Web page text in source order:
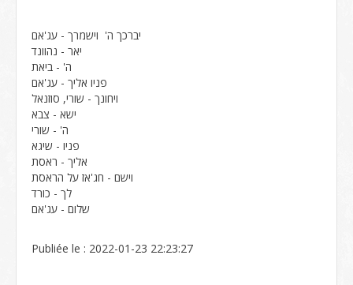
יברכך ה' וישמרך - עג'אם
יאר - נהוונד
ה' - ביאת
פניו אליך - עג'אם
ויחונך - שורי, סוזנאל
ישא - צבא
ה' - שורי
פניו - שיגא
אליך - ראסת
וישם - חג'אז על הראסת
לך - כורד
שלום - עג'אם
Publiée le : 2022-01-23 22:23:27